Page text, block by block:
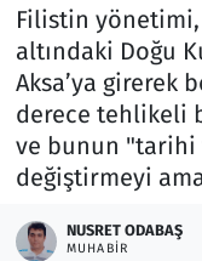
Filistin
altındaki Doğu
Aksa’ya girerek
derece tehlikeli
ve bunun "tarihi
değiştirmeyi
NUSRET ODABAŞ
MUHABIR
Lezzet Durağı
Memur ve
Otomobil
Oyun